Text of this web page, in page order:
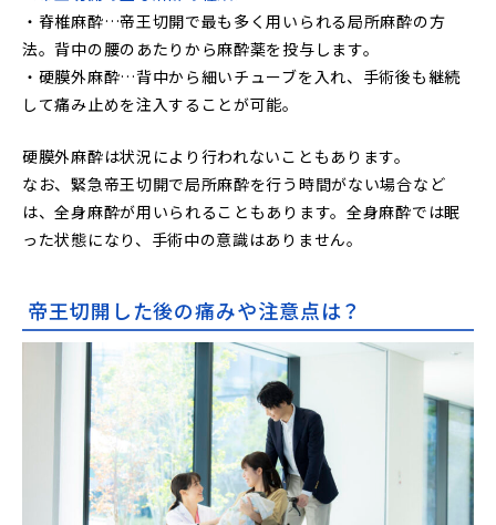
・脊椎麻酔…帝王切開で最も多く用いられる局所麻酔の方
法。背中の腰のあたりから麻酔薬を投与します。
・硬膜外麻酔…背中から細いチューブを入れ、手術後も継続
して痛み止めを注入することが可能。
硬膜外麻酔は状況により行われないこともあります。
なお、緊急帝王切開で局所麻酔を行う時間がない場合など
は、全身麻酔が用いられることもあります。全身麻酔では眠
った状態になり、手術中の意識はありません。
帝王切開した後の痛みや注意点は？